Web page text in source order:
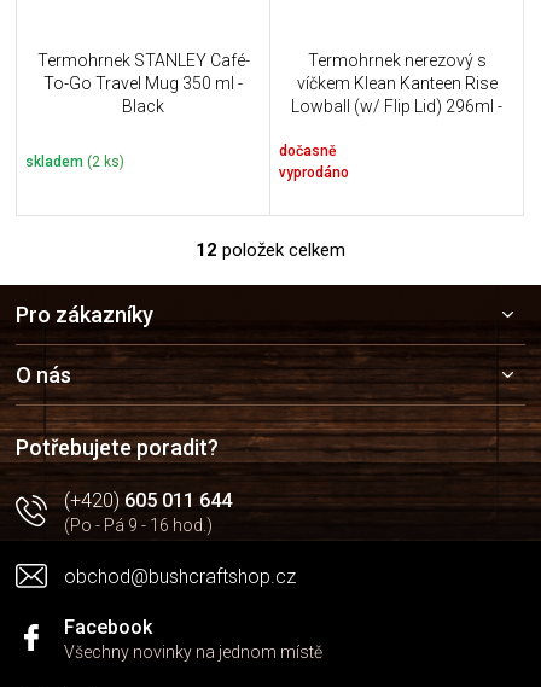
Termohrnek STANLEY Café-
To-Go Travel Mug 350 ml -
Black
skladem (2 ks)
Termohrnek nerezový s
víčkem Klean Kanteen Rise
Lowball (w/ Flip Lid) 296ml -
dočasně
vyprodáno
O
v
d
a
c
í
p
r
k
y
ý
s
12 položek celkem
a
t
í
Pro zákazníky
O nás
Potřebujete poradit?
(+420)605 011 644
(Po - Pá 9 - 16 hod.)
obchod@bushcraftshop.cz
Facebook
Všechny novinky na jednom místě